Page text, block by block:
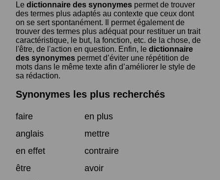
Le dictionnaire des synonymes permet de trouver
des termes plus adaptés au contexte que ceux dont
on se sert spontanément. Il permet également de
trouver des termes plus adéquat pour restituer un trait
caractéristique, le but, la fonction, etc. de la chose, de
l'être, de l'action en question. Enfin, le dictionnaire
des synonymes permet d’éviter une répétition de
mots dans le même texte afin d’améliorer le style de
sa rédaction.
Synonymes les plus recherchés
faire
en plus
anglais
mettre
en effet
contraire
être
avoir